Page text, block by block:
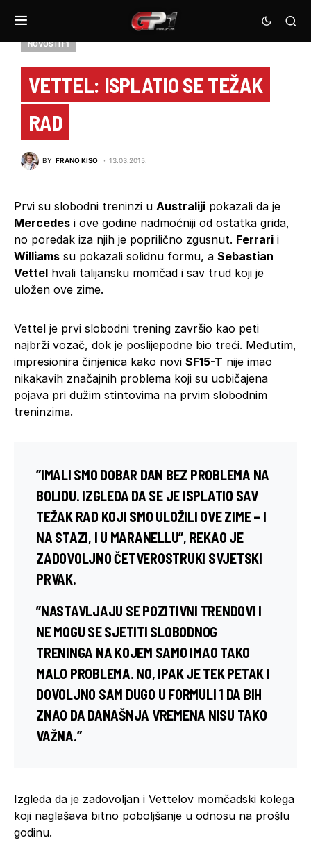
NOVOSTI F1
VETTEL: ISPLATIO SE TEŽAK
RAD
BY FRANO KISO 13.03.2015.
Prvi su slobodni treninzi u Australiji pokazali da je
Mercedes i ove godine nadmoćniji od ostatka grida,
no poredak iza njih je poprilično zgusnut. Ferrari i
Williams su pokazali solidnu formu, a Sebastian
Vettel hvali talijansku momčad i sav trud koji je
uložen ove zime.
Vettel je prvi slobodni trening završio kao peti
najbrži vozač, dok je poslijepodne bio treći. Međutim,
impresionira činjenica kako novi SF15-T nije imao
nikakavih značajnih problema koji su uobičajena
pojava pri dužim stintovima na prvim slobodnim
treninzima.
”IMALI SMO DOBAR DAN BEZ PROBLEMA NA
BOLIDU. IZGLEDA DA SE JE ISPLATIO SAV
TEŽAK RAD KOJI SMO ULOŽILI OVE ZIME – I
NA STAZI, I U MARANELLU”, REKAO JE
ZADOVOLJNO ČETVEROSTRUKI SVJETSKI
PRVAK.
”NASTAVLJAJU SE POZITIVNI TRENDOVI I
NE MOGU SE SJETITI SLOBODNOG
TRENINGA NA KOJEM SAMO IMAO TAKO
MALO PROBLEMA. NO, IPAK JE TEK PETAK I
DOVOLJNO SAM DUGO U FORMULI 1 DA BIH
ZNAO DA DANAŠNJA VREMENA NISU TAKO
VAŽNA.”
Izgleda da je zadovoljan i Vettelov momčadski kolega
koji naglašava bitno poboljšanje u odnosu na prošlu
godinu.